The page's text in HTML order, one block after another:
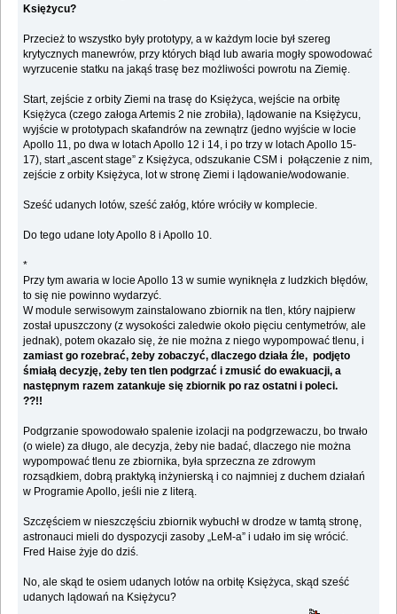
Księżycu?
Przecież to wszystko były prototypy, a w każdym locie był szereg
krytycznych manewrów, przy których błąd lub awaria mogły spowodować
wyrzucenie statku na jakąś trasę bez możliwości powrotu na Ziemię.
Start, zejście z orbity Ziemi na trasę do Księżyca, wejście na orbitę
Księżyca (czego załoga Artemis 2 nie zrobiła), lądowanie na Księżycu,
wyjście w prototypach skafandrów na zewnątrz (jedno wyjście w locie
Apollo 11, po dwa w lotach Apollo 12 i 14, i po trzy w lotach Apollo 15-
17), start „ascent stage” z Księżyca, odszukanie CSM i połączenie z nim,
zejście z orbity Księżyca, lot w stronę Ziemi i lądowanie/wodowanie.
Sześć udanych lotów, sześć załóg, które wróciły w komplecie.
Do tego udane loty Apollo 8 i Apollo 10.
*
Przy tym awaria w locie Apollo 13 w sumie wyniknęła z ludzkich błędów,
to się nie powinno wydarzyć.
W module serwisowym zainstalowano zbiornik na tlen, który najpierw
został upuszczony (z wysokości zaledwie około pięciu centymetrów, ale
jednak), potem okazało się, że nie można z niego wypompować tlenu, i
zamiast go rozebrać, żeby zobaczyć, dlaczego działa źle, podjęto
śmiałą decyzję, żeby ten tlen podgrzać i zmusić do ewakuacji, a
następnym razem zatankuje się zbiornik po raz ostatni i poleci.
??!!
Podgrzanie spowodowało spalenie izolacji na podgrzewaczu, bo trwało
(o wiele) za długo, ale decyzja, żeby nie badać, dlaczego nie można
wypompować tlenu ze zbiornika, była sprzeczna ze zdrowym
rozsądkiem, dobrą praktyką inżynierską i co najmniej z duchem działań
w Programie Apollo, jeśli nie z literą.
Szczęściem w nieszczęściu zbiornik wybuchł w drodze w tamtą stronę,
astronauci mieli do dyspozycji zasoby „LeM-a” i udało im się wrócić.
Fred Haise żyje do dziś.
No, ale skąd te osiem udanych lotów na orbitę Księżyca, skąd sześć
udanych lądowań na Księżycu?